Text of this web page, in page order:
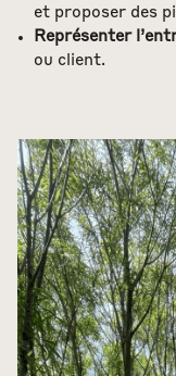
et proposer des
Représenter
ou client.